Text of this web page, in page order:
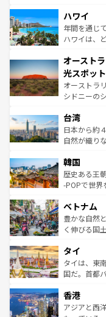
着のスイス情
のような巨
ンメントが
西部には大
部のニュー
文化が魅力
しみながら
るだろう。
情報は
ハワイ
年間を通じ
ハワイは、
ワイ島は見
島だが、静
おすすめ。
文化や歴史
人々、おい
ク、伝統的
っている。
はコンテンツ
オースト
光スポット
オーストラ
シドニーの
リアリーフ
ク）、タス
ど、見どこ
いる。アク
ビング、ハ
い。オース
参照してほし
台湾
日本から約
自然が織り
ン）、静ひ
と山間の静
驚きをもた
容にもいい
照してほし
韓国
歴史ある王
-POPで世界
き、地方に
できる。そ
まで、さま
リティに包
覧を参照し
ベトナム
豊かな自然
く伸びる国
急速な発展
ーチミン市
醸し出して
とつ。フォ
ひ現地で味
タイ
タイは、東
国だ。首都
の活気が交
帯で自然と
香港
アジアと西